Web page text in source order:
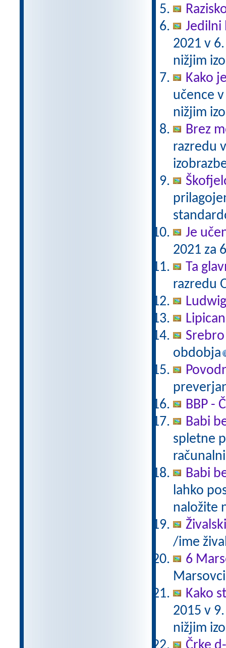
Jedilni
2021 v
nižjim
Kako
učence
nižjim
Brez
razredu
Je
2021 za
Ta
razredu
obdobja
BBP -
Babi
spletne
Babi
lahko
naložite
/ime
6
Kako
2015 v
nižjim